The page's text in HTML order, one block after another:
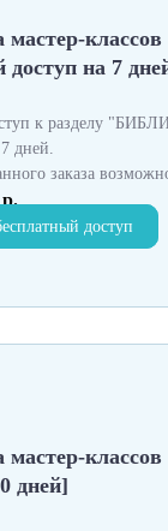
мастер-
доступ на 7
к разделу
дней.
заказа возможно
доступ
мастер-
дней]